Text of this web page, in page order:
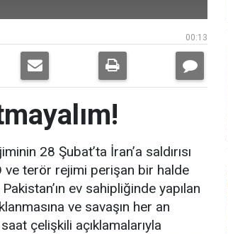
00:13
28 Şubat’ta İran’a saldırısı
ve terör rejimi perişan bir halde
ev sahipliğinde yapılan
ve savaşın her an
çelişkili açıklamalarıyla